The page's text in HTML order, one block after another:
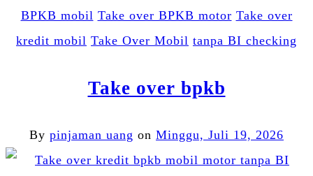
BPKB mobil Take over BPKB motor Take over
kredit mobil Take Over Mobil tanpa BI checking
Take over bpkb
By pinjaman uang on Minggu, Juli 19, 2026